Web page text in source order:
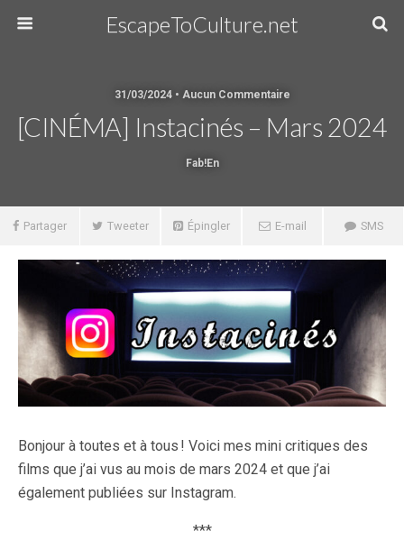
EscapeToCulture.net
31/03/2024 • Aucun Commentaire
[CINÉMA] Instacinés – Mars 2024
Fab!en
Partager Tweeter Épingler E-mail SMS
Bonjour à toutes et à tous ! Voici mes mini critiques des
films que j’ai vus au mois de mars 2024 et que j’ai
également publiées sur Instagram.
***